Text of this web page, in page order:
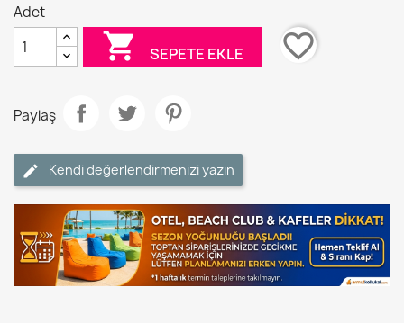
Adet
 SEPETE EKLE favorite_border
Paylaş
Kendi değerlendirmenizi yazın